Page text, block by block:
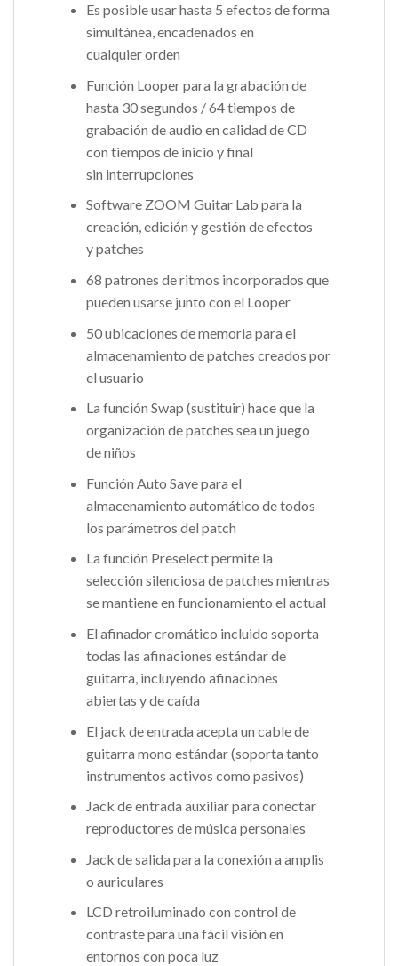
Es posible usar hasta 5 efectos de forma
simultánea, encadenados en
cualquier orden
Función Looper para la grabación de
hasta 30 segundos / 64 tiempos de
grabación de audio en calidad de CD
con tiempos de inicio y final
sin interrupciones
Software ZOOM Guitar Lab para la
creación, edición y gestión de efectos
y patches
68 patrones de ritmos incorporados que
pueden usarse junto con el Looper
50 ubicaciones de memoria para el
almacenamiento de patches creados por
el usuario
La función Swap (sustituir) hace que la
organización de patches sea un juego
de niños
Función Auto Save para el
almacenamiento automático de todos
los parámetros del patch
La función Preselect permite la
selección silenciosa de patches mientras
se mantiene en funcionamiento el actual
El afinador cromático incluido soporta
todas las afinaciones estándar de
guitarra, incluyendo afinaciones
abiertas y de caída
El jack de entrada acepta un cable de
guitarra mono estándar (soporta tanto
instrumentos activos como pasivos)
Jack de entrada auxiliar para conectar
reproductores de música personales
Jack de salida para la conexión a amplis
o auriculares
LCD retroiluminado con control de
contraste para una fácil visión en
entornos con poca luz